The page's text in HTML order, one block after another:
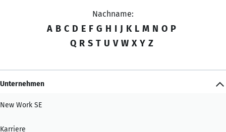
Nachname:
A B C D E F G H I J K L M N O P
Q R S T U V W X Y Z
Unternehmen
New Work SE
Karriere